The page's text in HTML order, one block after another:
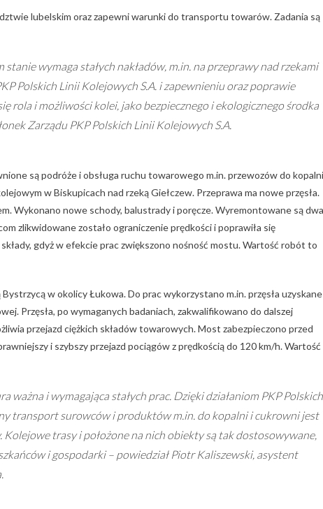
lubelskim oraz zapewni warunki do transportu towarów. Zadania są
wymaga stałych nakładów, m.in. na przeprawy nad rzekami
Polskich Linii Kolejowych S.A. i zapewnieniu oraz poprawie
rola i możliwości kolei, jako bezpiecznego i ekologicznego środka
Zarządu PKP Polskich Linii Kolejowych S.A.
są podróże i obsługa ruchu towarowego m.in. przewozów do kopalni
w Biskupicach nad rzeką Giełczew. Przeprawa ma nowe przęsła.
Wykonano nowe schody, balustrady i poręcze. Wyremontowane są dwa
zlikwidowane zostało ograniczenie prędkości i poprawiła się
gdyż w efekcie prac zwiększono nośność mostu. Wartość robót to
w okolicy Łukowa. Do prac wykorzystano m.in. przęsła
Przęsła, po wymaganych badaniach, zakwalifikowano do dalszej
przejazd ciężkich składów towarowych. Most zabezpieczono przed
i szybszy przejazd pociągów z prędkością do 120 km/h. Wartość
i wymagająca stałych prac. Dzięki działaniom PKP Polskich
transport surowców i produktów m.in. do kopalni i cukrowni jest
trasy i położone na nich obiekty są tak dostosowywane,
i gospodarki – powiedział Piotr Kaliszewski, asystent